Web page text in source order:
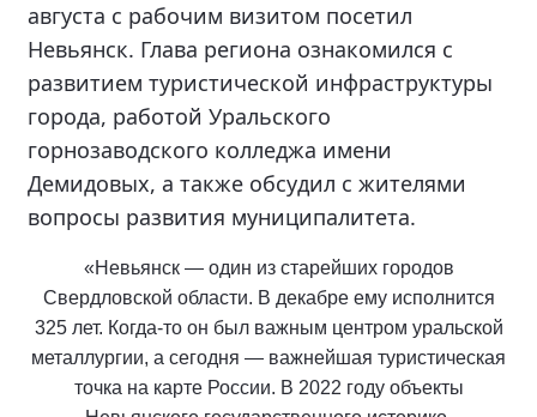
августа с рабочим визитом посетил
Невьянск. Глава региона ознакомился с
развитием туристической инфраструктуры
города, работой Уральского
горнозаводского колледжа имени
Демидовых, а также обсудил с жителями
вопросы развития муниципалитета.
«Невьянск — один из старейших городов
Свердловской области. В декабре ему исполнится
325 лет. Когда-то он был важным центром уральской
металлургии, а сегодня — важнейшая туристическая
точка на карте России. В 2022 году объекты